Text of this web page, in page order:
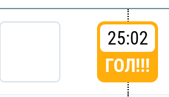
25:02
ГОЛ!!!